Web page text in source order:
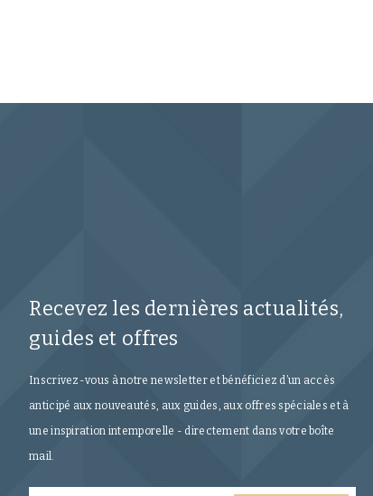
Recevez les dernières actualités,
guides et offres
Inscrivez-vous à notre newsletter et bénéficiez d’un accès
anticipé aux nouveautés, aux guides, aux offres spéciales et à
une inspiration intemporelle - directement dans votre boîte
mail.